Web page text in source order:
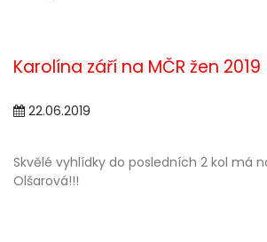
Karolína září na MČR žen 2019
22.06.2019
Skvělé vyhlídky do posledních 2 kol má
Olšarová!!!